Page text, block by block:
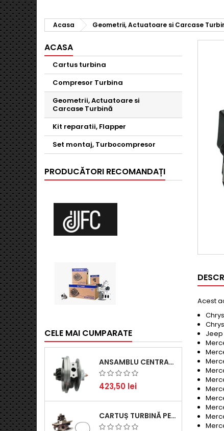
Acasa Geometrii, Actuatoare si Carcase
ACASA
Cartus turbina
Compresor Turbina
Geometrii, Actuatoare si
Carcase Turbină
Kit reparatii, Flapper
Set montaj, Turbocompresor
PRODUCĂTORI RECOMANDAȚI
CELE MAI CUMPARATE
ANSAMBLU CENTRAL TURBINĂ PENTRU BMW SERIA 3, SERIA 5 ȘI X3 - PERFORMANȚĂ ȘI FIABILITATE
423,50 lei
CARTUȘ TURBINĂ PENTRU AUDI A4, A6, SKODA SUPERB ȘI VW PASSAT, MOTOR DIESEL 1.9 TDI
Acest
Jeep